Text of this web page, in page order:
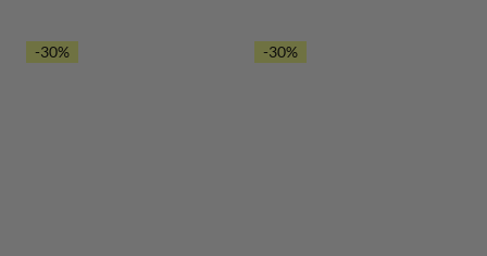
-30% -30%